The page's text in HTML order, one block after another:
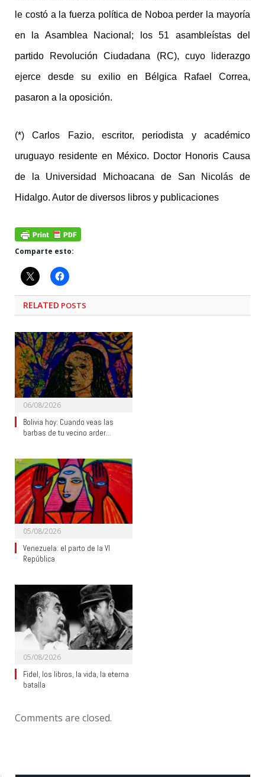
le costó a la fuerza política de Noboa perder la mayoría
en la Asamblea Nacional; los 51 asambleístas del
partido Revolución Ciudadana (RC), cuyo liderazgo
ejerce desde su exilio en Bélgica Rafael Correa,
pasaron a la oposición.
(*) Carlos Fazio, escritor, periodista y académico
uruguayo residente en México. Doctor Honoris Causa
de la Universidad Michoacana de San Nicolás de
Hidalgo. Autor de diversos libros y publicaciones
Comparte esto:
RELATED POSTS
06/08/2026
Bolivia hoy: Cuando veas las
barbas de tu vecino arder…
05/08/2026
Venezuela: el parto de la VI
República
05/08/2026
Fidel, los libros, la vida, la eterna
batalla
Comments are closed.